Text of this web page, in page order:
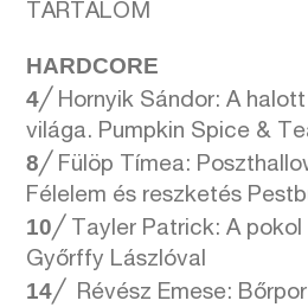
TARTALOM
HARDCORE
4╱ Hornyik Sándor: A
világa. Pumpkin Spice &
8╱ Fülöp Tímea:
Félelem és reszketés
10╱
Tayler Patrick: A
Győrffy Lászlóval
14╱ Révész Emese: